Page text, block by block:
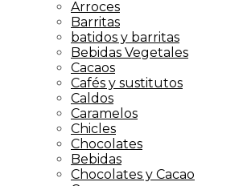
Arroces
Barritas
batidos y barritas
Bebidas Vegetales
Cacaos
Cafés y sustitutos
Caldos
Caramelos
Chicles
Chocolates
Bebidas
Chocolates y Cacao